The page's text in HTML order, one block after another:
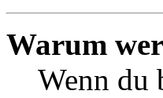
Warum
Wenn du